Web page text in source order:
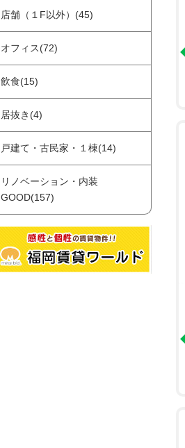
店舗（１F以外）(45)
オフィス(72)
飲食(15)
居抜き(4)
戸建て・古民家・１棟(14)
リノベーション・内装
GOOD(157)